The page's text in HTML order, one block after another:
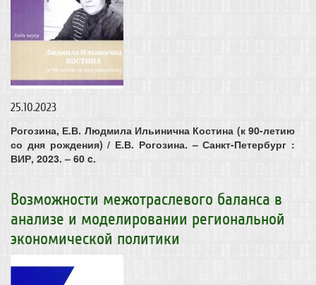
25.10.2023
Рогозина, Е.В. Людмила Ильинична Костина (к 90-летию
со дня рождения) / Е.В. Рогозина. – Санкт-Петербург :
ВИР, 2023. – 60 c.
Возможности межотраслевого баланса в
анализе и моделировании региональной
экономической политики